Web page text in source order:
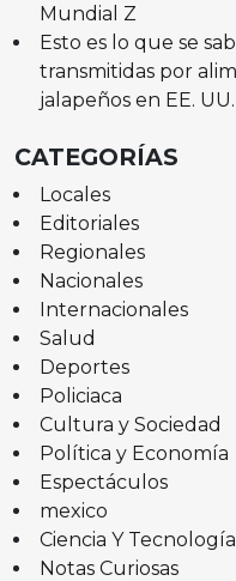
Mundial Z
Esto es lo que se
transmitidas por
jalapeños en EE. UU.
CATEGORÍAS
Locales
Editoriales
Regionales
Nacionales
Internacionales
Salud
Deportes
Policiaca
Cultura y Sociedad
Política y Economía
Espectáculos
mexico
Ciencia Y Tecnología
Notas Curiosas